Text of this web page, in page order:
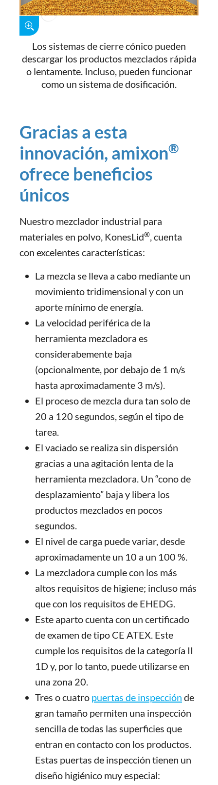
Los sistemas de cierre cónico pueden
descargar los productos mezclados rápida
o lentamente. Incluso, pueden funcionar
como un sistema de dosificación.
Gracias a esta
innovación, amixon®
ofrece beneficios
únicos
Nuestro mezclador industrial para
materiales en polvo, KonesLid®, cuenta
con excelentes características:
La mezcla se lleva a cabo mediante un
movimiento tridimensional y con un
aporte mínimo de energía.
La velocidad periférica de la
herramienta mezcladora es
considerabemente baja
(opcionalmente, por debajo de 1 m/s
hasta aproximadamente 3 m/s).
El proceso de mezcla dura tan solo de
20 a 120 segundos, según el tipo de
tarea.
El vaciado se realiza sin dispersión
gracias a una agitación lenta de la
herramienta mezcladora. Un “cono de
desplazamiento” baja y libera los
productos mezclados en pocos
segundos.
El nivel de carga puede variar, desde
aproximadamente un 10 a un 100 %.
La mezcladora cumple con los más
altos requisitos de higiene; incluso más
que con los requisitos de EHEDG.
Este aparto cuenta con un certificado
de examen de tipo CE ATEX. Este
cumple los requisitos de la categoría II
1D y, por lo tanto, puede utilizarse en
una zona 20.
Tres o cuatro puertas de inspección de
gran tamaño permiten una inspección
sencilla de todas las superficies que
entran en contacto con los productos.
Estas puertas de inspección tienen un
diseño higiénico muy especial: